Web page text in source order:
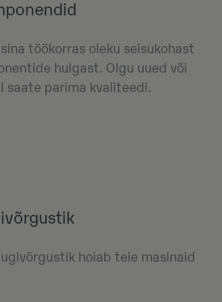
töökorras oleku seisukohast
hulgast. Olgu uued või
saate parima kvaliteedi.
hoiab teie masinaid